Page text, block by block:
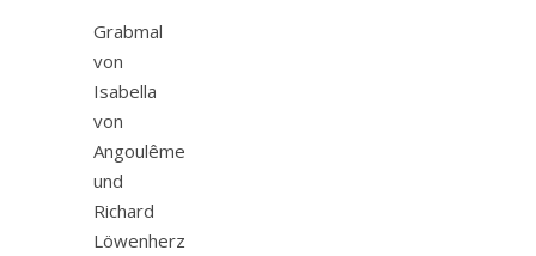
Grabmal
von
Isabella
von
Angoulême
und
Richard
Löwenherz